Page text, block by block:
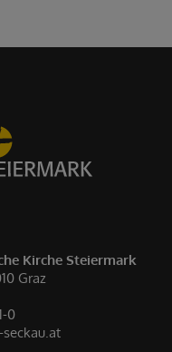
Kirche Steiermark
Graz
0